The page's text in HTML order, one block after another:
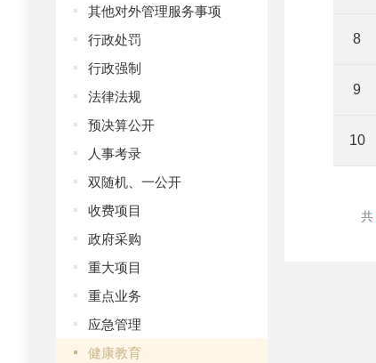
其他对外管理服务事项
行政处罚
行政强制
法律法规
预决算公开
人事考录
双随机、一公开
收费项目
政府采购
重大项目
重点业务
应急管理
健康教育
8
9
10
共